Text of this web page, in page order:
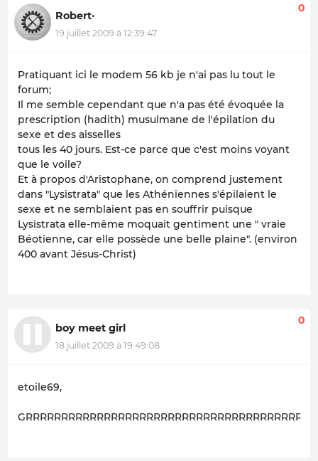
Robert·
19 juillet 2009 à 12:39:47
0
Pratiquant ici le modem 56 kb je n'ai pas lu tout le
forum;
Il me semble cependant que n'a pas été évoquée la
prescription (hadith) musulmane de l'épilation du
sexe et des aisselles
tous les 40 jours. Est-ce parce que c'est moins voyant
que le voile?
Et à propos d'Aristophane, on comprend justement
dans "Lysistrata" que les Athéniennes s'épilaient le
sexe et ne semblaient pas en souffrir puisque
Lysistrata elle-même moquait gentiment une " vraie
Béotienne, car elle possède une belle plaine". (environ
400 avant Jésus-Christ)
boy meet girl
18 juillet 2009 à 19:49:08
0
etoile69,